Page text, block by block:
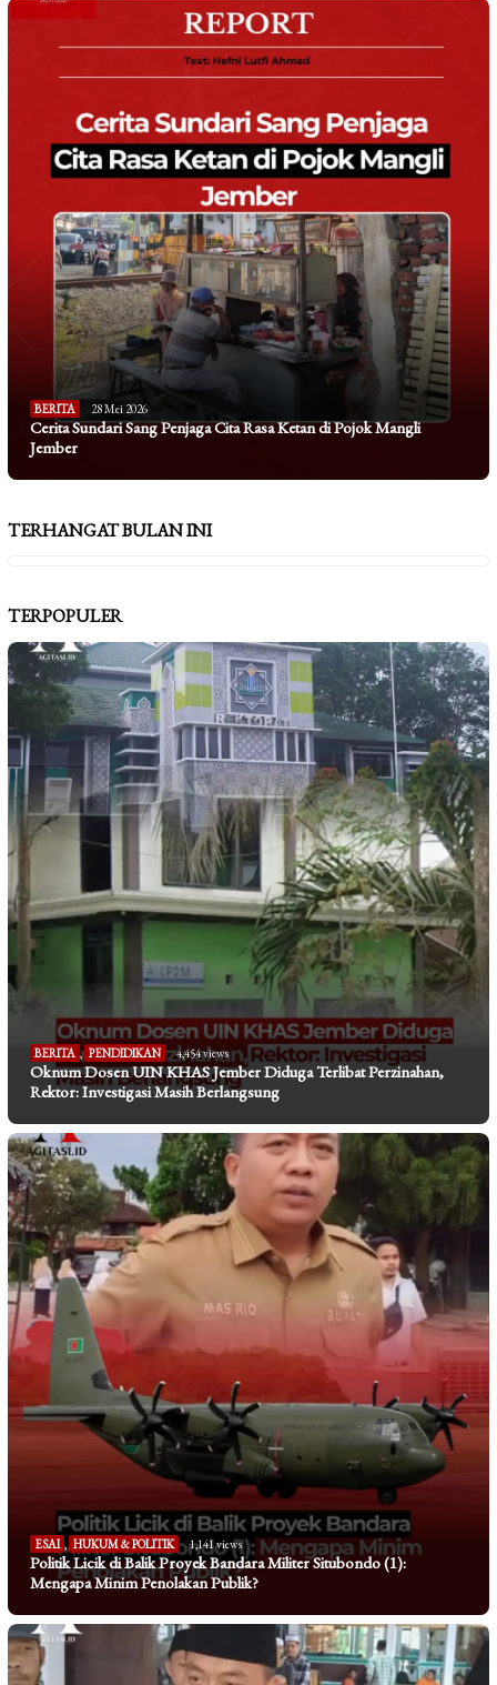
BERITA 28 Mei 2026
Cerita Sundari Sang Penjaga Cita Rasa Ketan di Pojok Mangli
Jember
TERHANGAT BULAN INI
TERPOPULER
BERITA , PENDIDIKAN 4,454 views
Oknum Dosen UIN KHAS Jember Diduga Terlibat Perzinahan,
Rektor: Investigasi Masih Berlangsung
ESAI , HUKUM & POLITIK 1,141 views
Politik Licik di Balik Proyek Bandara Militer Situbondo (1):
Mengapa Minim Penolakan Publik?